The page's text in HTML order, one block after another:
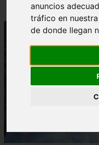
anuncios
tráfico en
de donde llegan